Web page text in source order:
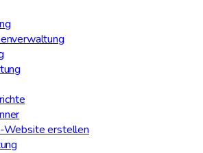
Website erstellen